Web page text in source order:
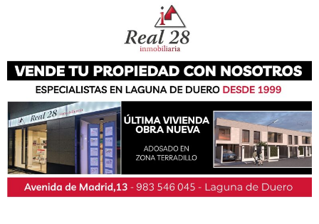
También podrás conseguir la revista en papel
de formagratuita
en todos los negocios
patrocinadores y en la Casa de las Artes.
Lo último